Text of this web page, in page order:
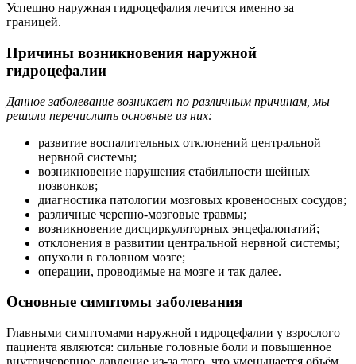
Успешно наружная гидроцефалия лечится именно за
границей.
Причины возникновения наружной
гидроцефалии
Данное заболевание возникает по различным причинам, мы
решили перечислить основные из них:
развитие воспалительных отклонений центральной
нервной системы;
возникновение нарушения стабильности шейных
позвонков;
диагностика патологии мозговых кровеносных сосудов;
различные черепно-мозговые травмы;
возникновение дисциркуляторных энцефалопатий;
отклонения в развитии центральной нервной системы;
опухоли в головном мозге;
операции, проводимые на мозге и так далее.
Основные симптомы заболевания
Главными симптомами наружной гидроцефалии у взрослого
пациента являются: сильные головные боли и повышенное